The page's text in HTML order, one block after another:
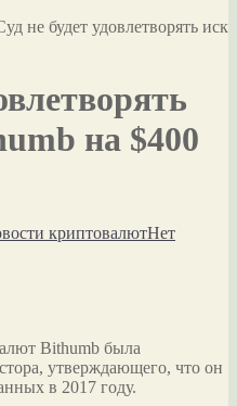
не будет удовлетворять иск
на $400
криптовалютНет
Bithumb была
утверждающего, что он
в 2017 году.